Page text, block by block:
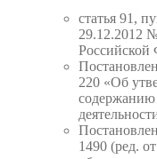
статья 91,
29.12.2012
Российской
220 «Об
содержанию
1490 (ред.